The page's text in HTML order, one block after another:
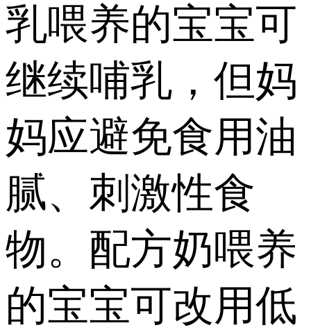
乳喂养的宝宝可
继续哺乳，但妈
妈应避免食用油
腻、刺激性食
物。配方奶喂养
的宝宝可改用低